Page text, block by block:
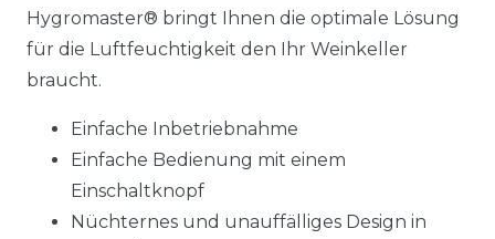
Hygromaster® bringt Ihnen die optimale Lösung
für die Luftfeuchtigkeit den Ihr Weinkeller
braucht.
Einfache Inbetriebnahme
Einfache Bedienung mit einem
Einschaltknopf
Nüchternes und unauffälliges Design in